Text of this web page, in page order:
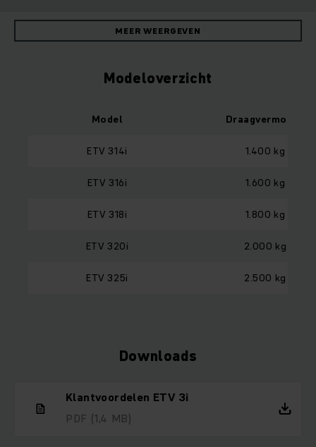
MEER WEERGEVEN
Modeloverzicht
Model Draagvermogen
ETV 314i 1.400 kg
ETV 316i 1.600 kg
ETV 318i 1.800 kg
ETV 320i 2.000 kg
ETV 325i 2.500 kg
Downloads
Klantvoordelen ETV 3i
PDF (1,4 MB)